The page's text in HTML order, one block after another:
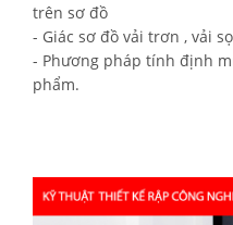
trên sơ đồ
- Giác sơ đồ vải trơn , vải
- Phương pháp tính định
phẩm.